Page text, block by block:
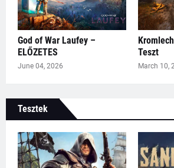
God of War Laufey –
ELŐZETES
June 04, 2026
Teszt
March 10,
Tesztek